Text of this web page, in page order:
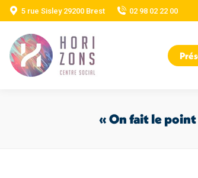
5 rue Sisley 29200 Brest 02 98 02 22 00
« On fait le point